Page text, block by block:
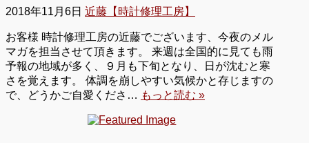
2018年11月6日 近藤【時計修理工房】
お客様 時計修理工房の近藤でございます、今夜のメル
マガを担当させて頂きます。 来週は全国的に見ても雨
予報の地域が多く、９月も下旬となり、日が沈むと寒
さを覚えます。 体調を崩しやすい気候かと存じますの
で、どうかご自愛くださ… もっと読む »